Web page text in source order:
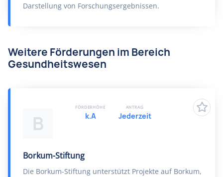
Darstellung von Forschungsergebnissen.
Weitere Förderungen im Bereich
Gesundheitswesen
B
Borkum-Stiftung
Die Borkum-Stiftung unterstützt Projekte auf Borkum,
FÖRDERHÖHE
k.A
ANTRAG
Jederzeit